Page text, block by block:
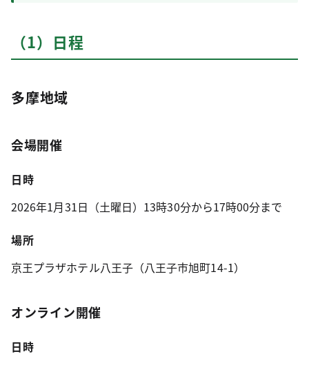
（1）日程
多摩地域
会場開催
日時
2026年1月31日（土曜日）13時30分から17時00分まで
場所
京王プラザホテル八王子（八王子市旭町14-1）
オンライン開催
日時